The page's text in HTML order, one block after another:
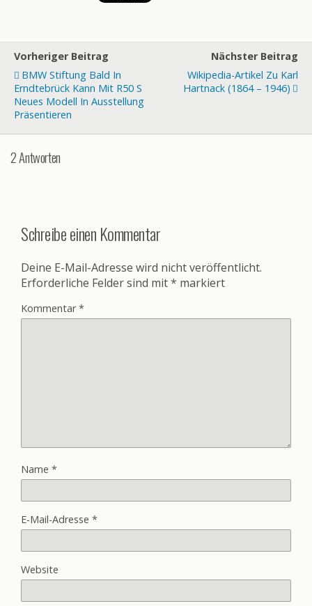
Vorheriger Beitrag
BMW Stiftung Bald In
Erndtebrück Kann Mit R50 S
Neues Modell In Ausstellung
Präsentieren
Nächster Beitrag
Wikipedia-Artikel Zu Karl
Hartnack (1864 – 1946)
2 Antworten
Schreibe einen Kommentar
Deine E-Mail-Adresse wird nicht veröffentlicht.
Erforderliche Felder sind mit* markiert
Kommentar*
Name *
E-Mail-Adresse *
Website